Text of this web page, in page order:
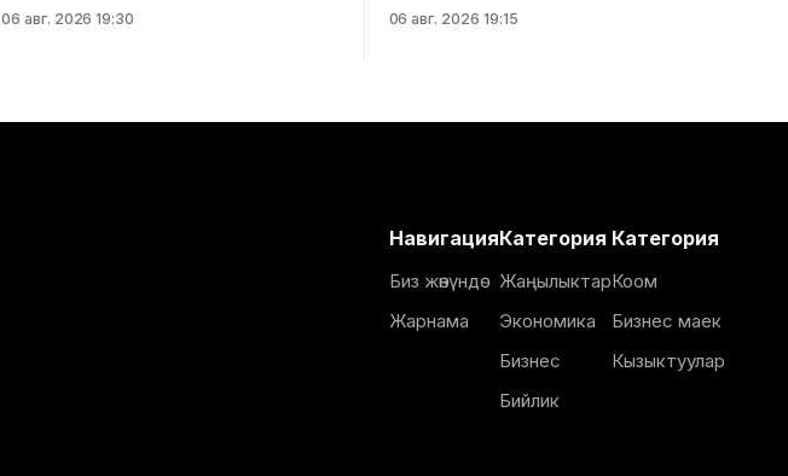
жыйынына катышуу үчүн Кыргызстанга
Эрлист Акунбеков тосуп алды.
06 авг. 2026 19:30
конференциясынын алкагында "Айыл
Айыл чарба министрлигинин басма сөз
06 авг. 2026 19:15
Навигация
Биз жөнүндө
Жарнама
Категория
Жаңылыктар
Экономика
Бизнес
Бийлик
Категория
Коом
Бизнес маек
Кызыктуулар